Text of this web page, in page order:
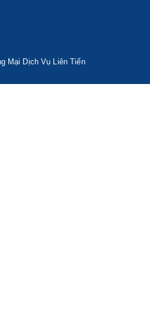
Mại Dịch Vụ Liên Tiến